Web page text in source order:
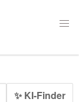
✨ KI-Finder